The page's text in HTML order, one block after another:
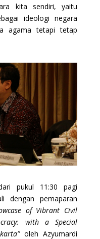
kita sendiri, yaitu
ideologi negara
agama tetapi tetap
pukul 11:30 pagi
dengan pemaparan
of Vibrant Civil
: with a Special
”oleh Azyumardi